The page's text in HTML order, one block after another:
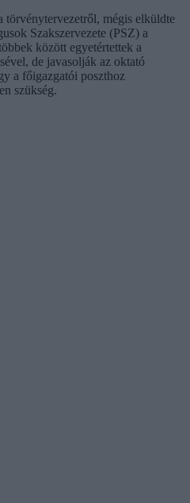
törvénytervezetről, mégis elküldte
Szakszervezete (PSZ) a
között egyetértettek a
de javasolják az oktató
a főigazgatói poszthoz
szükség.